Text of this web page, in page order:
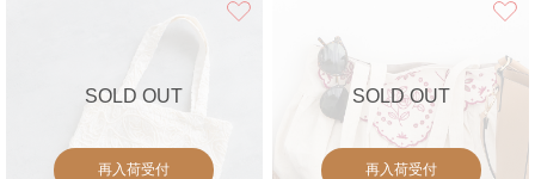
SOLD OUT
再入荷受付
SOLD OUT
再入荷受付